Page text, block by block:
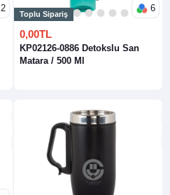
2
1 2 3 4 5 6
Toplu Sipariş
6
0,00TL
KP02126-0886 Detokslu San
Matara / 500 Ml